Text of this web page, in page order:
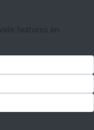
features en